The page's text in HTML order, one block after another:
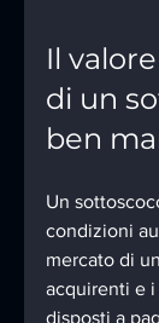
Il
di un
ben
Un
condizioni
mercato di
acquirenti e
disposti a